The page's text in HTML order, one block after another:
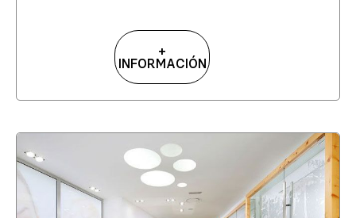
+
INFORMACIÓN